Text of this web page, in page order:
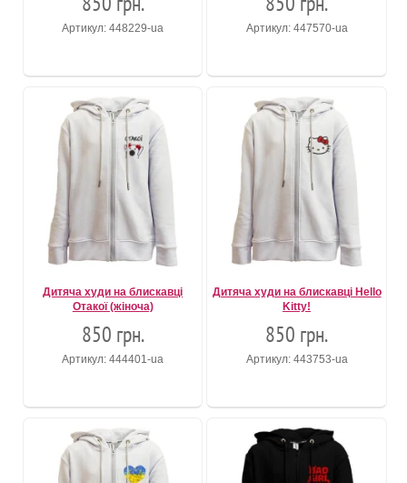
Артикул: 448229-ua Артикул: 447570-ua
Дитяча худи на блискавці
Отакої (жіноча)
850 грн.
Артикул: 444401-ua
Дитяча худи на блискавці Hello
Kitty!
850 грн.
Артикул: 443753-ua